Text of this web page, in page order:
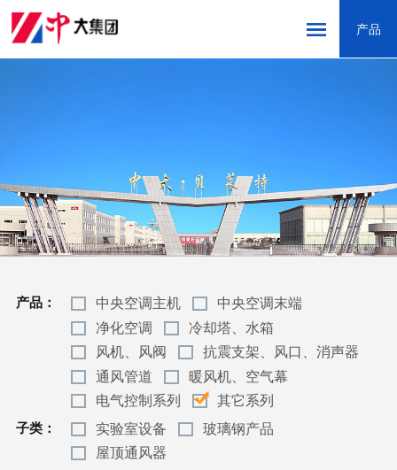
网站首页
创新研发
精品工程
联系我们
产品
产品： 中央空调主机
中央空调末端
净化空调
冷却塔、水箱
风机、风阀
抗震支架、风口、消声器
通风管道
暖风机、空气幕
电气控制系列
其它系列
子类： 实验室设备
玻璃钢产品
屋顶通风器